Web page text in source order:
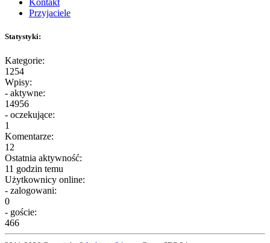
Kontakt
Przyjaciele
Statystyki:
Kategorie:
1254
Wpisy:
- aktywne:
14956
- oczekujące:
1
Komentarze:
12
Ostatnia aktywność:
11 godzin temu
Użytkownicy online:
- zalogowani:
0
- goście:
466